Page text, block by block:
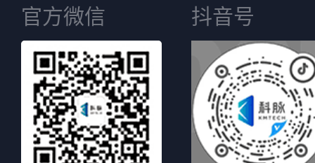
官方微信 抖音号